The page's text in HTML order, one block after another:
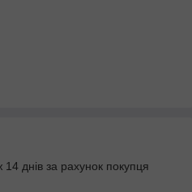
днів за рахунок покупця